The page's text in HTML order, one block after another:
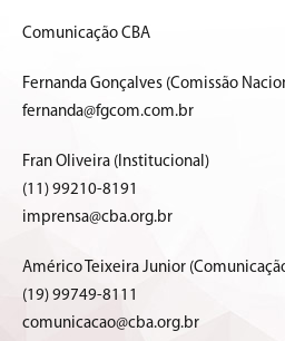
Comunicação CBA
Fernanda Gonçalves (Comissão
fernanda@fgcom.com.br
Fran Oliveira (Institucional)
(11) 99210-8191
imprensa@cba.org.br
Américo Teixeira Junior
(19) 99749-8111
comunicacao@cba.org.br